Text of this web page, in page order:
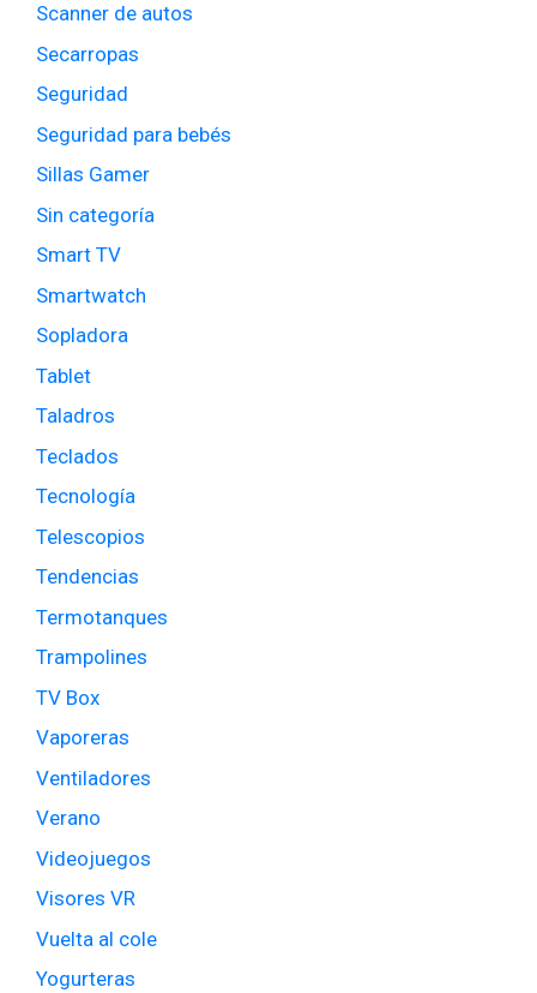
Scanner de autos
Secarropas
Seguridad
Seguridad para bebés
Sillas Gamer
Sin categoría
Smart TV
Smartwatch
Sopladora
Tablet
Taladros
Teclados
Tecnología
Telescopios
Tendencias
Termotanques
Trampolines
TV Box
Vaporeras
Ventiladores
Verano
Videojuegos
Visores VR
Vuelta al cole
Yogurteras